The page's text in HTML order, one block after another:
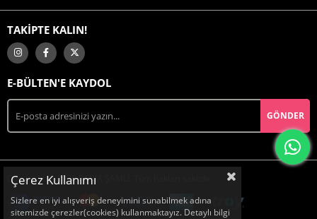
TAKİPTE KALIN!
E-BÜLTEN'E KAYDOL
GÖNDER
Copyright © 2026 RABİA ŞAMLI. Tüm hakları saklıdır.
Çerez Kullanımı
Sizlere en iyi alışveriş deneyimini sunabilmek adına
sitemizde çerezler(cookies) kullanmaktayız. Detaylı bilgi